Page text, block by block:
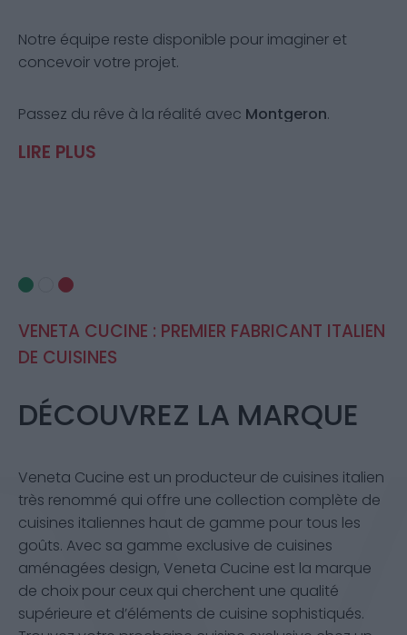
Notre équipe reste disponible pour imaginer et
concevoir votre projet.
Passez du rêve à la réalité avec Montgeron.
LIRE PLUS
VENETA CUCINE : PREMIER FABRICANT ITALIEN
DE CUISINES
DÉCOUVREZ LA MARQUE
Veneta Cucine est un producteur de cuisines italien
très renommé qui offre une collection complète de
cuisines italiennes haut de gamme pour tous les
goûts. Avec sa gamme exclusive de cuisines
aménagées design, Veneta Cucine est la marque
de choix pour ceux qui cherchent une qualité
supérieure et d’éléments de cuisine sophistiqués.